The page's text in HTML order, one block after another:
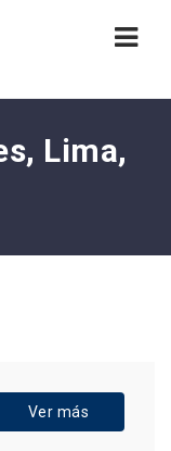
Lima,
Ver más